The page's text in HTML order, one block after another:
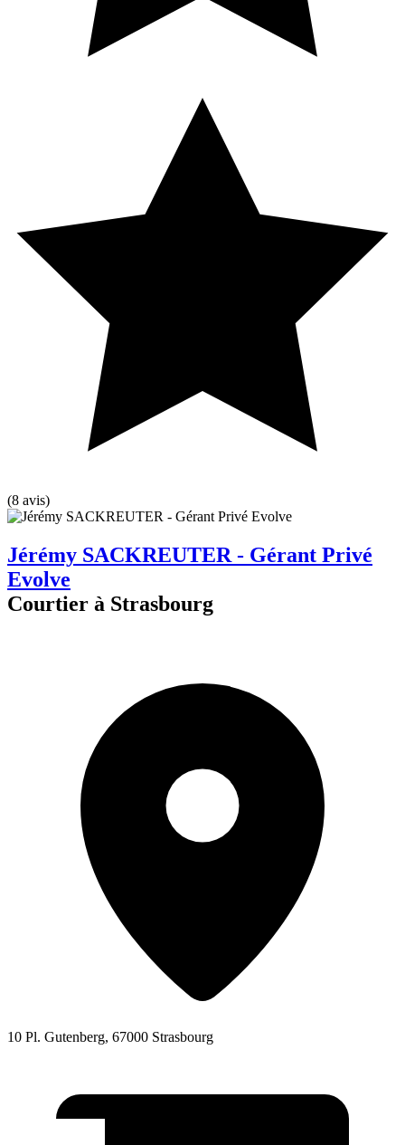
(8 avis)
Jérémy SACKREUTER - Gérant Privé
Evolve
Courtier à Strasbourg
10 Pl. Gutenberg, 67000 Strasbourg